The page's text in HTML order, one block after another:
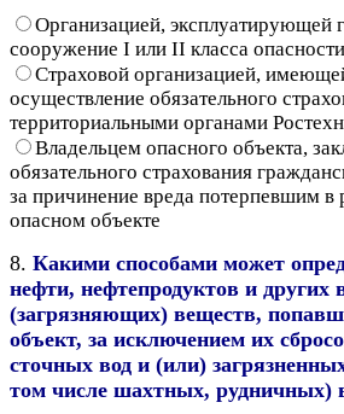
Организацией, эксплуатирующей
сооружение I или II класса опасности
Страховой организацией,
осуществление обязательного
территориальными органами
Владельцем опасного объекта,
обязательного страхования
за причинение вреда потерпевшим в
опасном объекте
8. Какими способами может
нефти, нефтепродуктов и других
(загрязняющих) веществ,
объект, за исключением их
сточных вод и (или)
том числе шахтных, рудничных)